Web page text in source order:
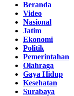
Beranda
Video
Nasional
Jatim
Ekonomi
Politik
Pemerintahan
Olahraga
Gaya Hidup
Kesehatan
Surabaya